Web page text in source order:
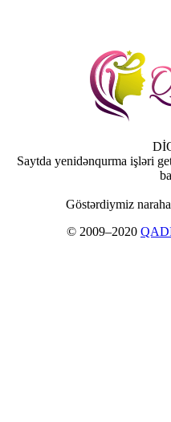
Saytda yenidənqurma işləri
Göstərdiymiz
© 2009–2020